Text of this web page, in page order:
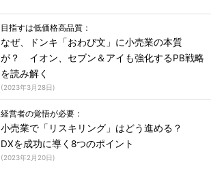
目指すは低価格高品質：
なぜ、ドンキ「おわび文」に小売業の本質
が？ イオン、セブン＆アイも強化するPB戦略
を読み解く
(2023年3月28日)
経営者の覚悟が必要：
小売業で「リスキリング」はどう進める？
DXを成功に導く8つのポイント
(2023年2月20日)